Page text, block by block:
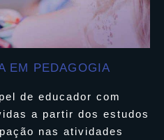
EM PEDAGOGIA
de educador com
a partir dos estudos
nas atividades